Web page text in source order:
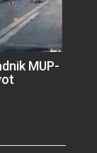
MUP-